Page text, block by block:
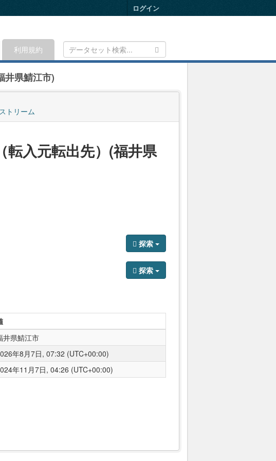
ログイン
利用規約
井県鯖江市)
トリーム
入元転出先）(福井県
探索
探索
井県鯖江市
年8月7日, 07:32 (UTC+00:00)
年11月7日, 04:26 (UTC+00:00)